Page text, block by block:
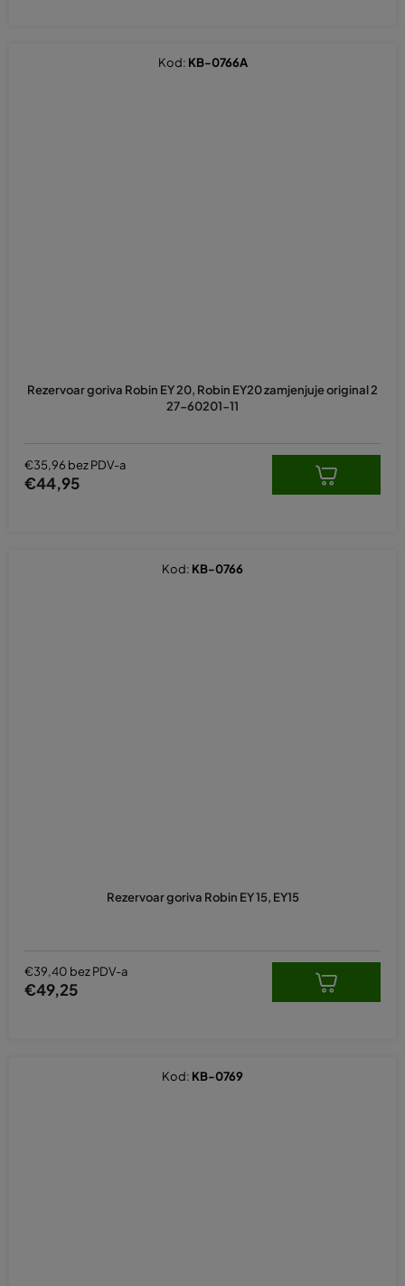
Rezervoar goriva Robin EY 20, Robin EY20 zamjenjuje original 2
27-60201-11
€35,96 bez PDV-a
€44,95
Kod: KB-0766A
Rezervoar goriva Robin EY 15, EY15
€39,40 bez PDV-a
€49,25
Kod: KB-0766
Kod: KB-0769